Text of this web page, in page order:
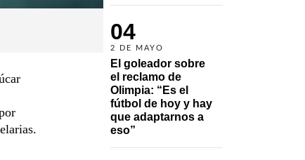
04
2 DE MAYO
El goleador sobre
el reclamo de
Olimpia: “Es el
fútbol de hoy y hay
que adaptarnos a
eso”